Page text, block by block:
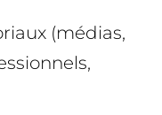
(médias,